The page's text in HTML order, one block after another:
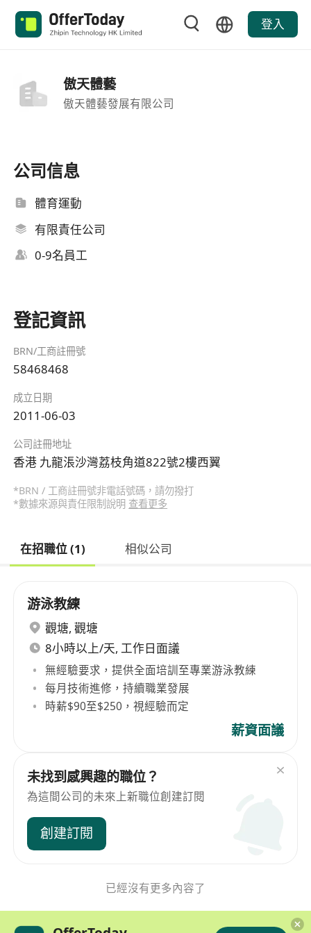
登入
傲天體藝
傲天體藝發展有限公司
公司信息
體育運動
有限責任公司
0-9名員工
登記資訊
BRN/工商註冊號
58468468
成立日期
2011-06-03
公司註冊地址
香港 九龍涱沙灣荔枝角道822號2樓西翼
*BRN / 工商註冊號非電話號碼，請勿撥打
*數據來源與責任限制說明 查看更多
在招職位 (1) 相似公司
游泳教練
觀塘, 觀塘
8小時以上/天, 工作日面議
無經驗要求，提供全面培訓至專業游泳教練
每月技術進修，持續職業發展
時薪$90至$250，視經驗而定
薪資面議
未找到感興趣的職位？
為這間公司的未來上新職位創建訂閱
創建訂閱
已經沒有更多內容了